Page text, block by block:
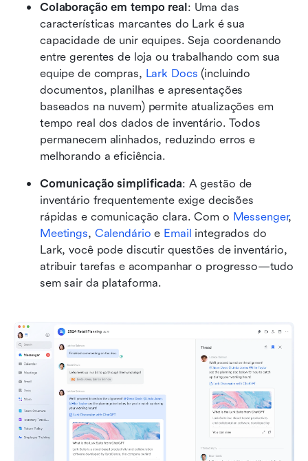
Colaboração em tempo real : Uma das
características marcantes do Lark é sua
capacidade de unir equipes. Seja coordenando
entre gerentes de loja ou trabalhando com sua
equipe de compras, Lark Docs (incluindo
documentos, planilhas e apresentações
baseados na nuvem) permite atualizações em
tempo real dos dados de inventário. Todos
permanecem alinhados, reduzindo erros e
melhorando a eficiência.
Comunicação simplificada: A gestão de
inventário frequentemente exige decisões
rápidas e comunicação clara. Com o Messenger
Meetings, Calendário e Email integrados do
Lark, você pode discutir questões de inventário,
atribuir tarefas e acompanhar o progresso—tudo
sem sair da plataforma.